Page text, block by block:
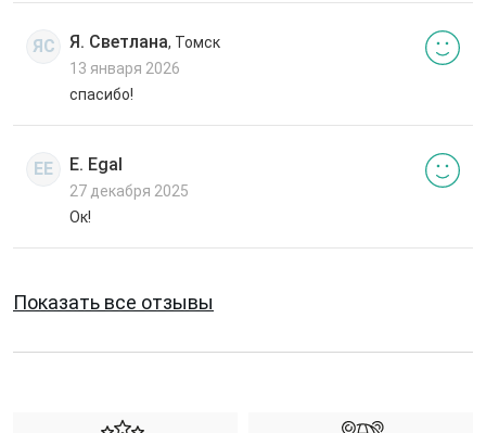
ЯС Я. Светлана, Томск
13 января 2026
спасибо!
EE E. Egal
27 декабря 2025
Ок!
Показать все отзывы